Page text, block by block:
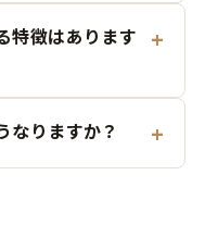
特徴はあります
なりますか？